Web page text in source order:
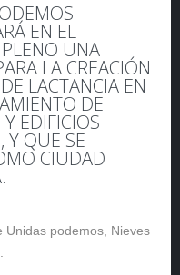
EN EL
UNA
LA CREACIÓN
LACTANCIA EN
DE
EDIFICIOS
Y QUE SE
CIUDAD
Unidas podemos, Nieves